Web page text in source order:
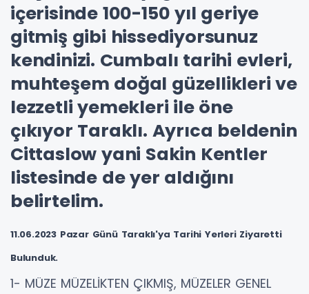
içerisinde 100-150 yıl geriye
gitmiş gibi hissediyorsunuz
kendinizi. Cumbalı tarihi evleri,
muhteşem doğal güzellikleri ve
lezzetli yemekleri ile öne
çıkıyor Taraklı. Ayrıca beldenin
Cittaslow yani Sakin Kentler
listesinde de yer aldığını
belirtelim.
11.06.2023 Pazar Günü Taraklı'ya Tarihi Yerleri Ziyaretti
Bulunduk.
1- MÜZE MÜZELİKTEN ÇIKMIŞ, MÜZELER GENEL